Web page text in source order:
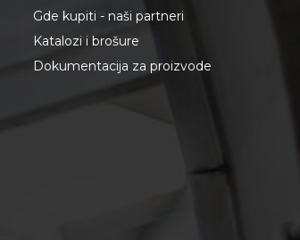
Gde kupiti - naši partneri
Katalozi i brošure
Dokumentacija za proizvode